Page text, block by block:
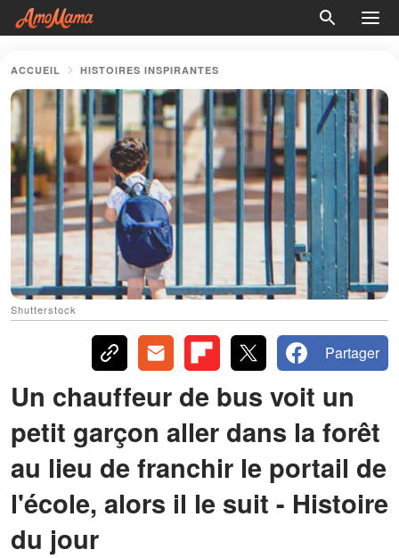
ACCUEIL HISTOIRES INSPIRANTES
Shutterstock
Partager
Un chauffeur de bus voit un
petit garçon aller dans la forêt
au lieu de franchir le portail de
l'école, alors il le suit - Histoire
du jour